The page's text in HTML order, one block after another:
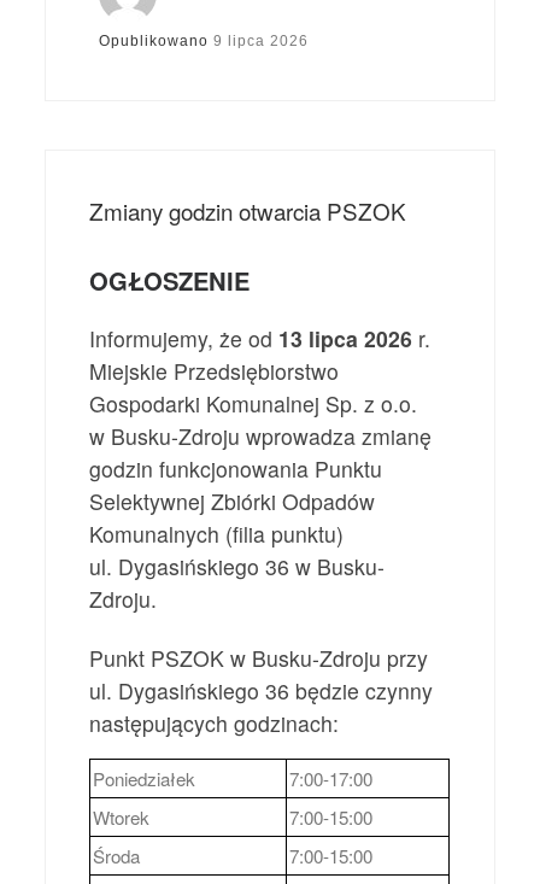
Opublikowano9 lipca 2026
Zmiany godzin otwarcia PSZOK
OGŁOSZENIE
Informujemy, że od 13 lipca 2026 r.
Miejskie Przedsiębiorstwo
Gospodarki Komunalnej Sp. z o.o.
w Busku-Zdroju wprowadza zmianę
godzin funkcjonowania Punktu
Selektywnej Zbiórki Odpadów
Komunalnych (filia punktu)
ul. Dygasińskiego 36 w Busku-
Zdroju.
Punkt PSZOK w Busku-Zdroju przy
ul. Dygasińskiego 36 będzie czynny
następujących godzinach:
Poniedziałek
7:00-17:00
Wtorek
7:00-15:00
Środa
7:00-15:00